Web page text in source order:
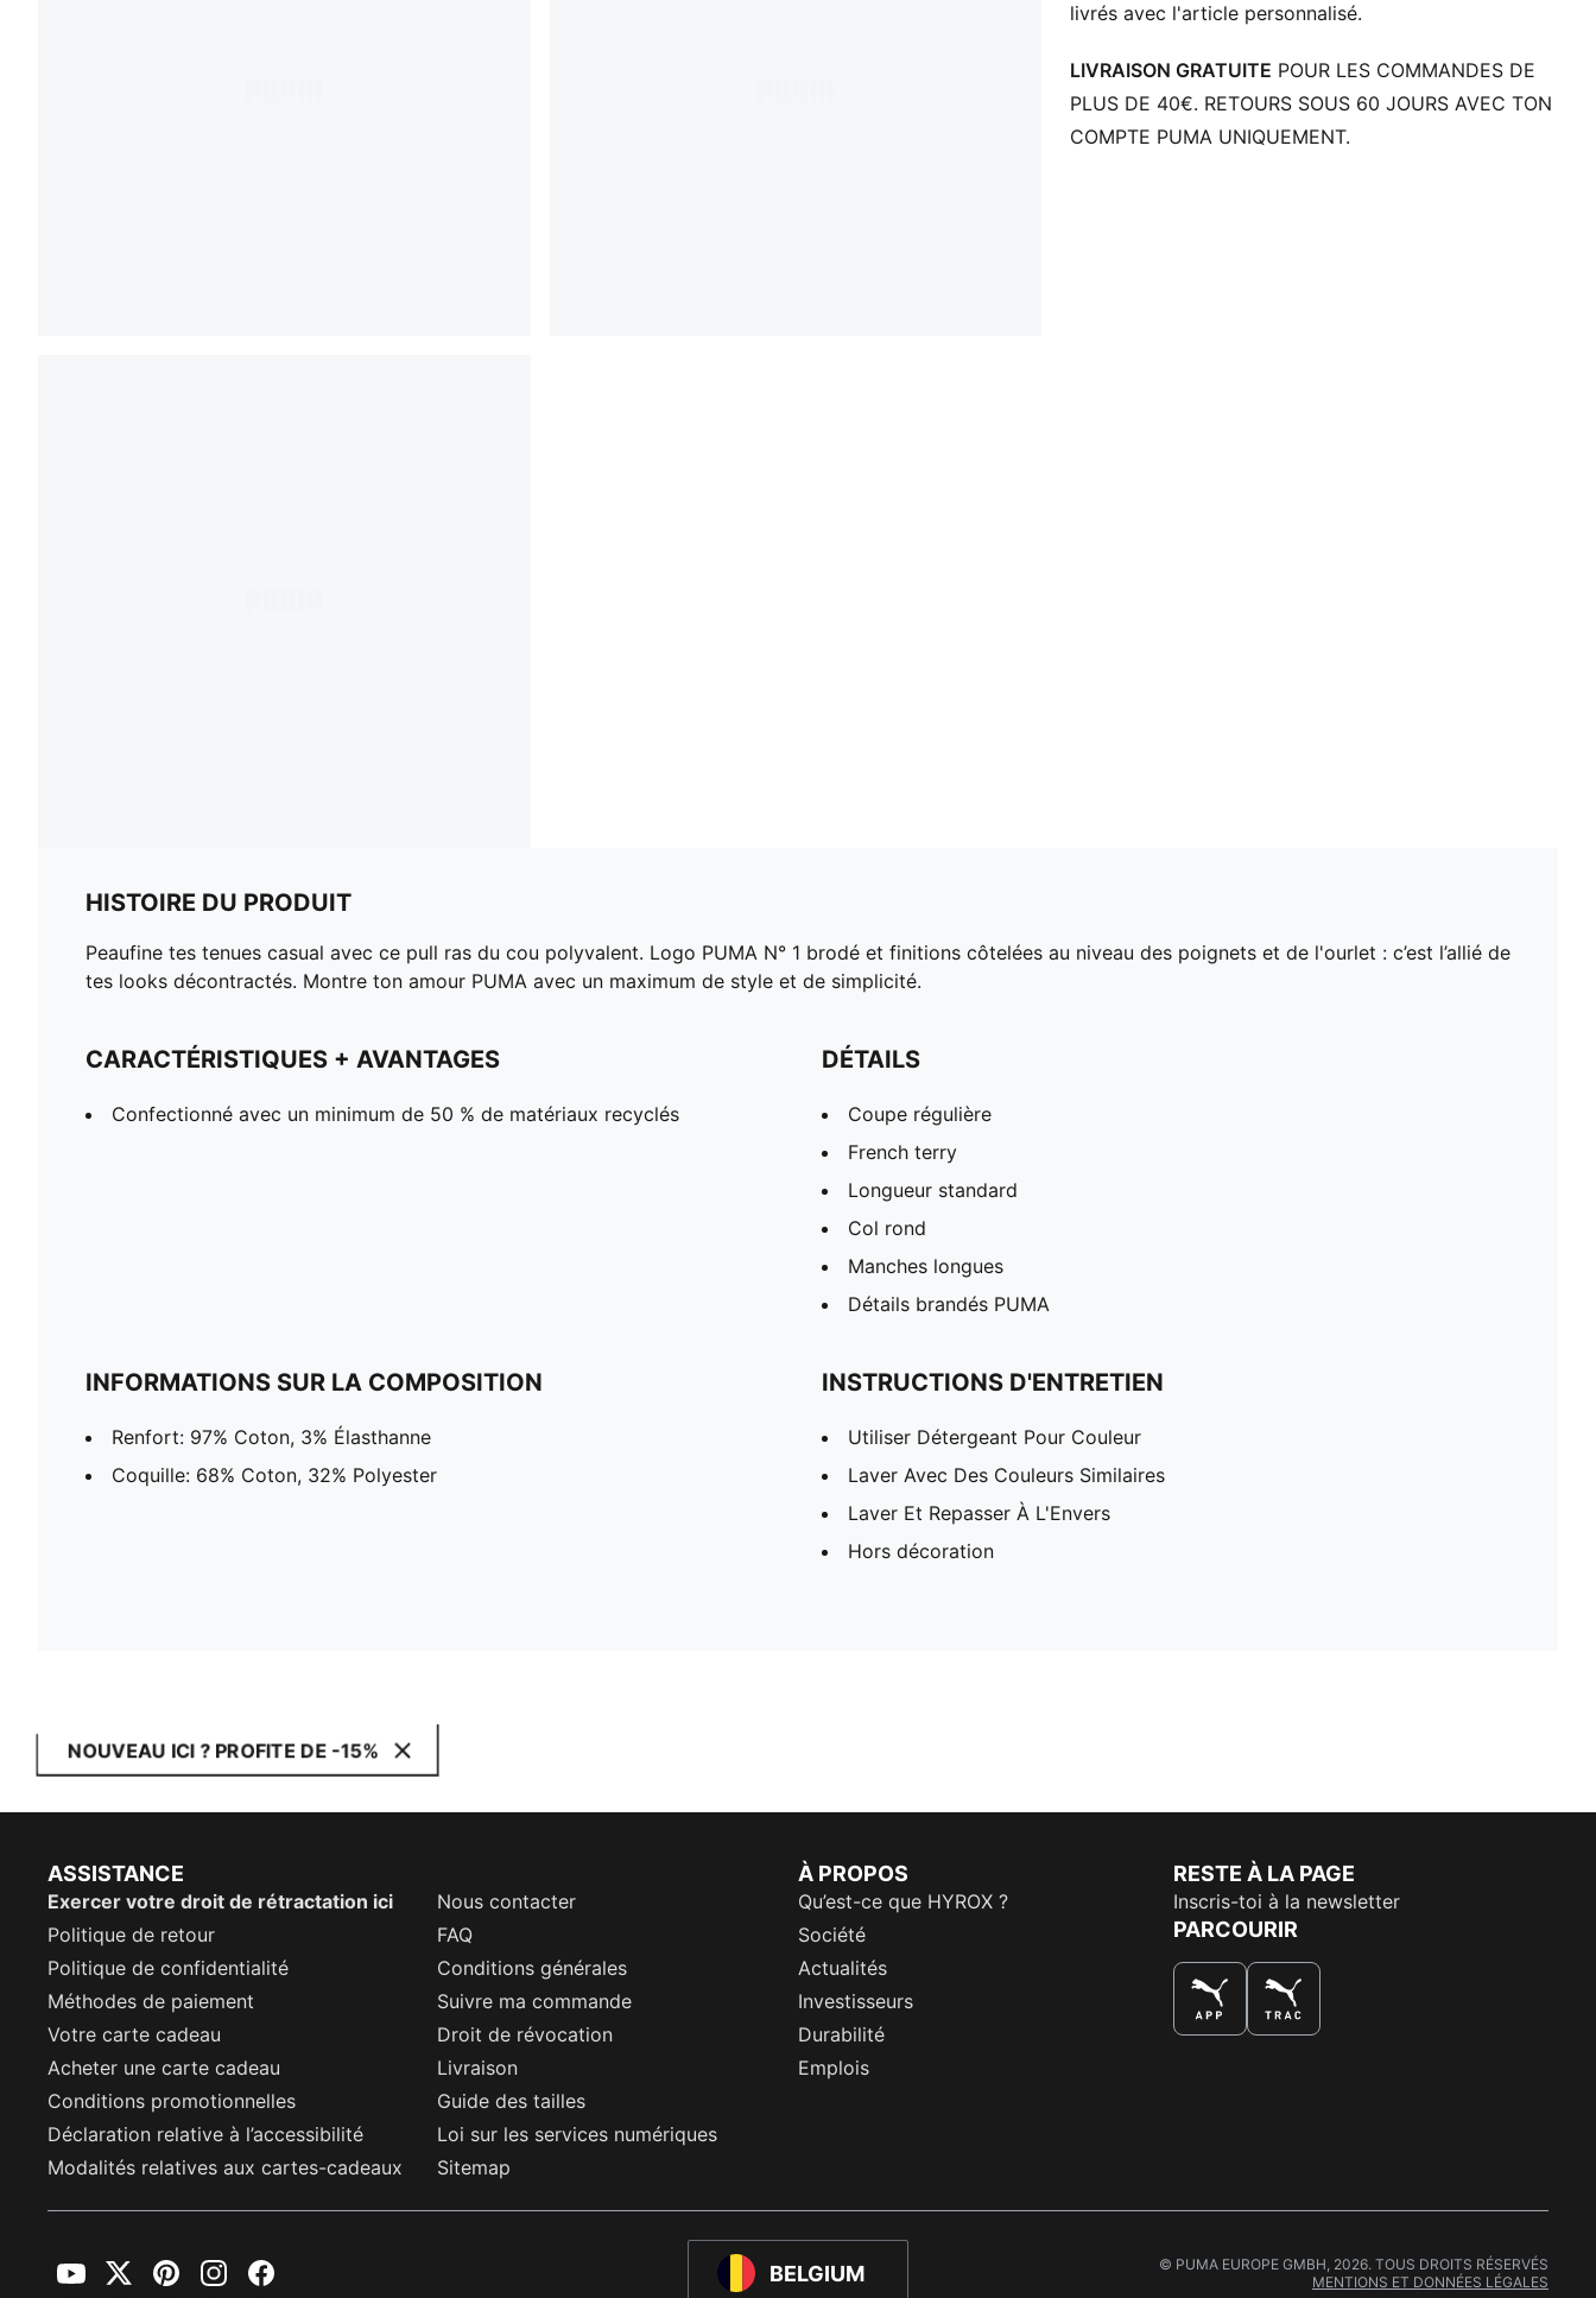
livrés avec l'article personnalisé.
LIVRAISON GRATUITE POUR LES COMMANDES DE
PLUS DE 40€. RETOURS SOUS 60 JOURS AVEC TON
COMPTE PUMA UNIQUEMENT.
HISTOIRE DU PRODUIT
Peaufine tes tenues casual avec ce pull ras du cou polyvalent. Logo PUMA N° 1 brodé et finitions côtelées au niveau des poignets et de l'ourlet : c’est l’allié de
tes looks décontractés. Montre ton amour PUMA avec un maximum de style et de simplicité.
CARACTÉRISTIQUES + AVANTAGES
Confectionné avec un minimum de 50 % de matériaux recyclés
DÉTAILS
Coupe régulière
French terry
Longueur standard
Col rond
Manches longues
Détails brandés PUMA
INFORMATIONS SUR LA COMPOSITION
Renfort: 97% Coton, 3% Élasthanne
Coquille: 68% Coton, 32% Polyester
INSTRUCTIONS D'ENTRETIEN
Utiliser Détergeant Pour Couleur
Laver Avec Des Couleurs Similaires
Laver Et Repasser À L'Envers
Hors décoration
NOUVEAU ICI ? PROFITE DE -15%
ASSISTANCE
Exercer votre droit de rétractation ici
Nous contacter
Politique de retour
FAQ
Politique de confidentialité
Conditions générales
Méthodes de paiement
Suivre ma commande
Votre carte cadeau
Droit de révocation
Acheter une carte cadeau
Livraison
Conditions promotionnelles
Guide des tailles
Déclaration relative à l’accessibilité
Loi sur les services numériques
Modalités relatives aux cartes-cadeaux
Sitemap
À PROPOS
Qu’est-ce que HYROX ?
Société
Actualités
Investisseurs
Durabilité
Emplois
RESTE À LA PAGE
Inscris-toi à la newsletter
PARCOURIR
BELGIUM
YouTubeTwitterPinterestInstagramFacebook
© PUMA EUROPE GMBH, 2026. TOUS DROITS RÉSERVÉS
MENTIONS ET DONNÉES LÉGALES